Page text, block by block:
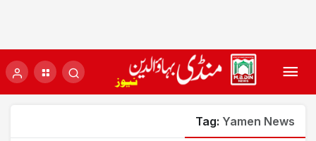
Tag: Yamen News